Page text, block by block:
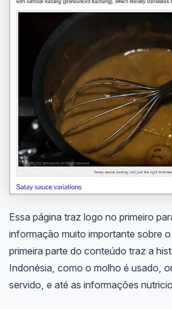
Essa página traz logo no primeiro
informação muito importante sobre
primeira parte do conteúdo traz a
Indonésia, como o molho é usado,
servido, e até as informações